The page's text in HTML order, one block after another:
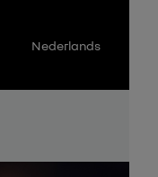
Nederlands